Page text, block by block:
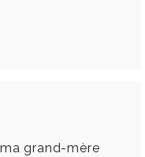
grand-mère